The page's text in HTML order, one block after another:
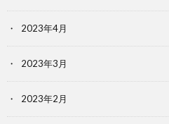
2023年4月
2023年3月
2023年2月